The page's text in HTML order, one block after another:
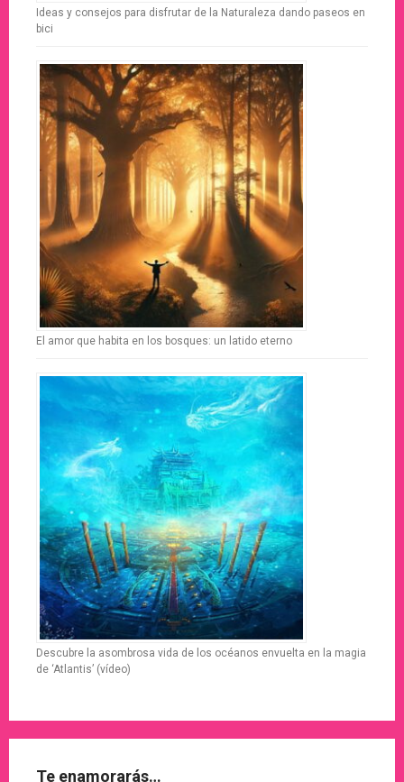
Ideas y consejos para disfrutar de la Naturaleza dando paseos en
bici
El amor que habita en los bosques: un latido eterno
Descubre la asombrosa vida de los océanos envuelta en la magia
de ‘Atlantis’ (vídeo)
Te enamorarás…